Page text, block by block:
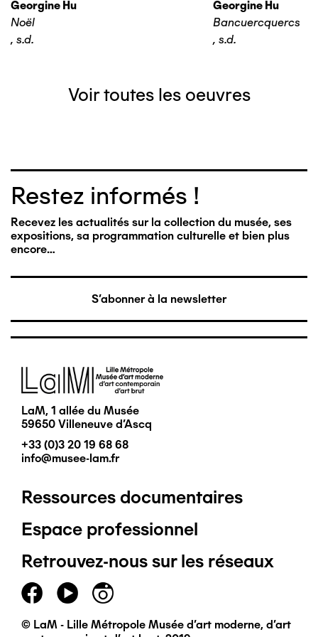
Georgine Hu
Noël
, s.d.
Georgine Hu
Bancuercquercs
, s.d.
Voir toutes les oeuvres
Restez informés !
Recevez les actualités sur la collection du musée, ses
expositions, sa programmation culturelle et bien plus
encore…
S'abonner à la newsletter
Image
LaM, 1 allée du Musée
59650 Villeneuve d'Ascq
+33 (0)3 20 19 68 68
info@musee-lam.fr
Pied
de
page
principal
Ressources documentaires
Espace professionnel
Retrouvez-nous sur les réseaux
© LaM - Lille Métropole Musée d'art moderne, d'art